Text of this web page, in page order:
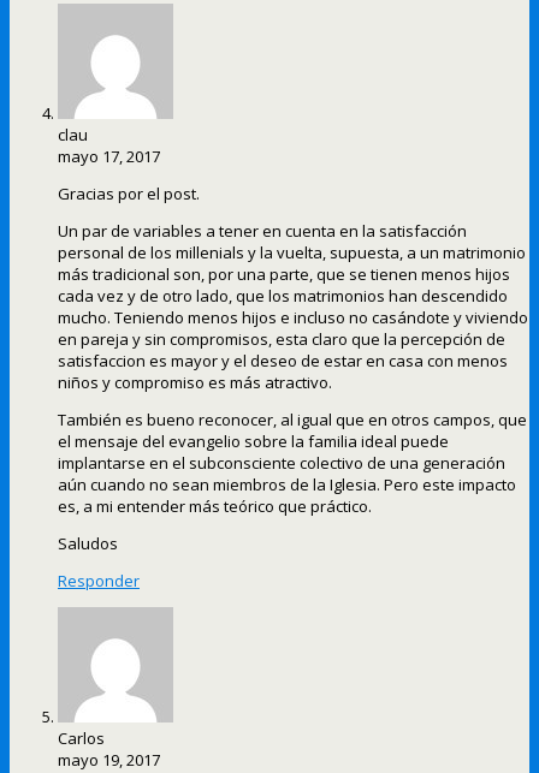
clau
mayo 17, 2017
Gracias por el post.
Un par de variables a tener en cuenta en la satisfacción
personal de los millenials y la vuelta, supuesta, a un matrimonio
más tradicional son, por una parte, que se tienen menos hijos
cada vez y de otro lado, que los matrimonios han descendido
mucho. Teniendo menos hijos e incluso no casándote y viviendo
en pareja y sin compromisos, esta claro que la percepción de
satisfaccion es mayor y el deseo de estar en casa con menos
niños y compromiso es más atractivo.
También es bueno reconocer, al igual que en otros campos, que
el mensaje del evangelio sobre la familia ideal puede
implantarse en el subconsciente colectivo de una generación
aún cuando no sean miembros de la Iglesia. Pero este impacto
es, a mi entender más teórico que práctico.
Saludos
Responder
Carlos
mayo 19, 2017